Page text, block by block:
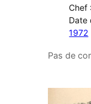
Chef
Date
1972
Pas de